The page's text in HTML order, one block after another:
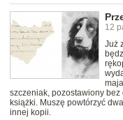
12
Już
szczeniak, pozostawiony bez
książki. Muszę powtórzyć
innej kopii.